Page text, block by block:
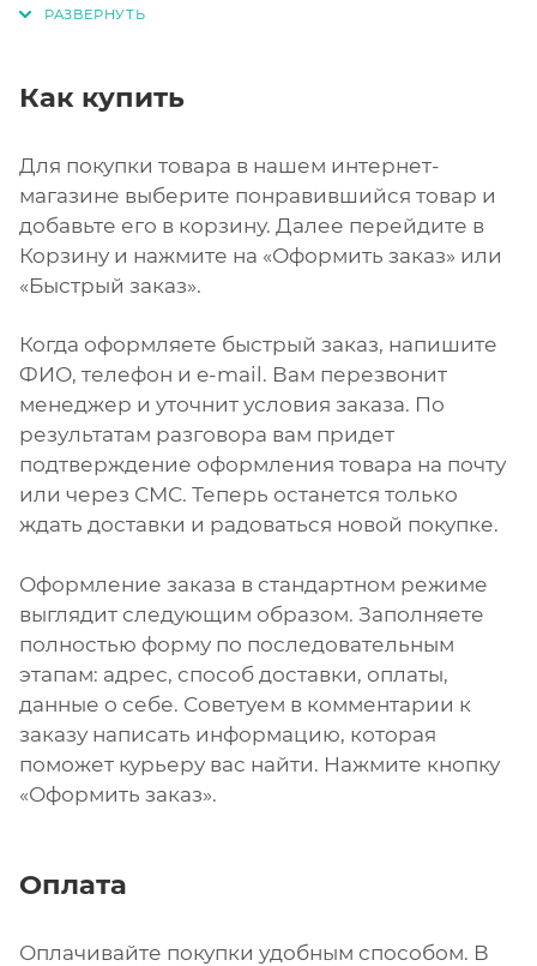
Как купить
Для покупки товара в нашем интернет-
магазине выберите понравившийся товар и
добавьте его в корзину. Далее перейдите в
Корзину и нажмите на «Оформить заказ» или
«Быстрый заказ».
Когда оформляете быстрый заказ, напишите
ФИО, телефон и e-mail. Вам перезвонит
менеджер и уточнит условия заказа. По
результатам разговора вам придет
подтверждение оформления товара на почту
или через СМС. Теперь останется только
ждать доставки и радоваться новой покупке.
Оформление заказа в стандартном режиме
выглядит следующим образом. Заполняете
полностью форму по последовательным
этапам: адрес, способ доставки, оплаты,
данные о себе. Советуем в комментарии к
заказу написать информацию, которая
поможет курьеру вас найти. Нажмите кнопку
«Оформить заказ».
Оплата
Оплачивайте покупки удобным способом. В